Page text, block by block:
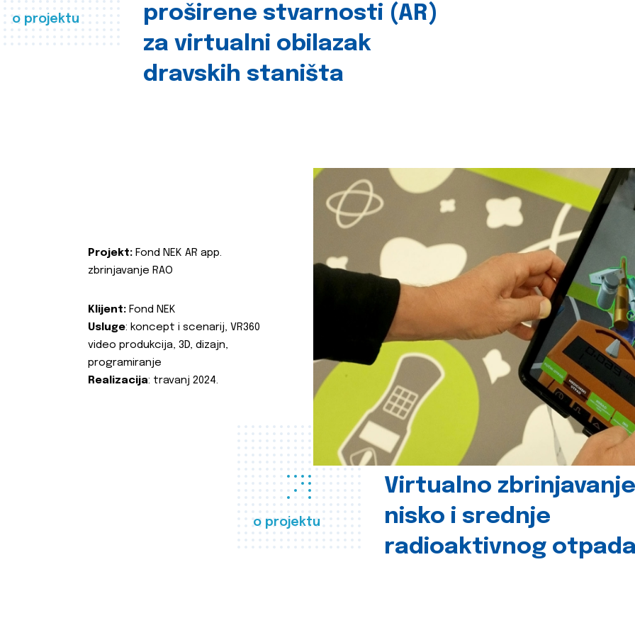
o projektu
proširene stvarnosti (AR)
za virtualni obilazak
dravskih staništa
o projektu
Virtualno zbrinjavanje
nisko i srednje
radioaktivnog
Projekt: Fond NEK AR app.
zbrinjavanje RAO
Klijent: Fond NEK
Usluge: koncept i scenarij, VR360
video produkcija, 3D, dizajn,
programiranje
Realizacija: travanj 2024.